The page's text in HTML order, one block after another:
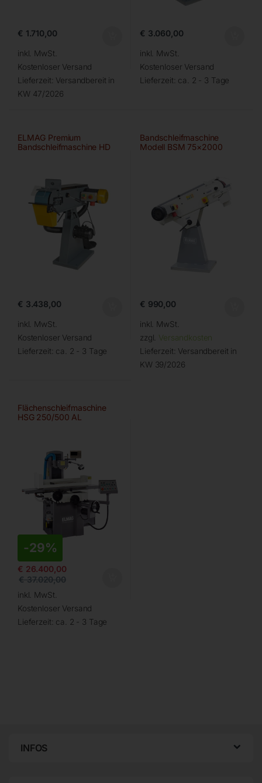
€ 1.710,00
inkl. MwSt.
Kostenloser Versand
Lieferzeit: Versandbereit in
KW 47/2026
€ 3.060,00
inkl. MwSt.
Kostenloser Versand
Lieferzeit: ca. 2 - 3 Tage
ELMAG Premium
Bandschleifmaschine HD
€ 3.438,00
inkl. MwSt.
Kostenloser Versand
Lieferzeit: ca. 2 - 3 Tage
Bandschleifmaschine
Modell BSM 75×2000
€ 990,00
inkl. MwSt.
zzgl. Versandkosten
Lieferzeit: Versandbereit in
KW 39/2026
Flächenschleifmaschine
HSG 250/500 AL
-29%
€ 26.400,00
€37.020,00
inkl. MwSt.
Kostenloser Versand
Lieferzeit: ca. 2 - 3 Tage
INFOS